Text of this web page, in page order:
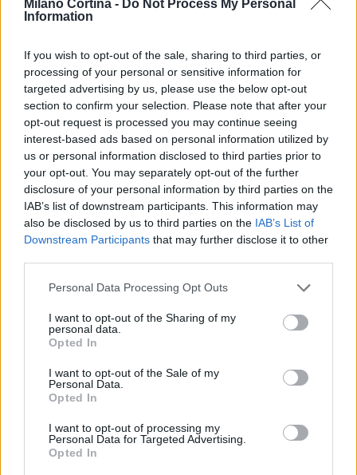
Milano Cortina - Do Not Process My Personal
Information
If you wish to opt-out of the sale, sharing to third parties, or
processing of your personal or sensitive information for
targeted advertising by us, please use the below opt-out
section to confirm your selection. Please note that after your
opt-out request is processed you may continue seeing
interest-based ads based on personal information utilized by
us or personal information disclosed to third parties prior to
your opt-out. You may separately opt-out of the further
disclosure of your personal information by third parties on the
IAB’s list of downstream participants. This information may
also be disclosed by us to third parties on the IAB’s List of
Downstream Participants that may further disclose it to other
Please note that this website/app uses one or more Google
not limited to your visit or usage behaviour. You may click to
grant or deny consent to Google and its third-party tags to
use your data for below specified purposes in below Google
consent section.
Personal Data Processing Opt Outs
I want to opt-out of the Sharing of my
personal data.
Opted In
I want to opt-out of the Sale of my
Personal Data.
Opted In
I want to opt-out of processing my
Personal Data for Targeted Advertising.
Opted In
Continua a leggere
MILANOCORTINA26 (I LUOGHI)